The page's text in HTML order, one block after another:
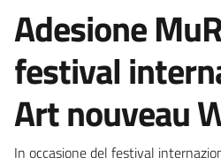
Adesione
festival
Art nouveau
In occasione del festival